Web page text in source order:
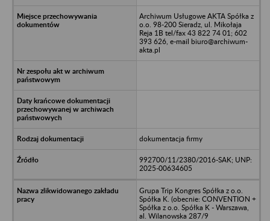
Archiwum Usługowe AKTA Spółka z
o.o. 98-200 Sieradz, ul. Mikołaja
Reja 1B tel/fax 43 822 74 01; 602
393 626, e-mail biuro@archiwum-
akta.pl
dokumentacja firmy
992700/11/2380/2016-SAK; UNP:
2025-00634605
Grupa Trip Kongres Spółka z o.o.
Spółka K. (obecnie: CONVENTION +
Spółka z o.o. Spółka K - Warszawa,
al. Wilanowska 287/9